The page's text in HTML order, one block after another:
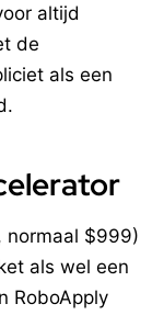
altijd
de
als een
normaal $999)
als wel een
RoboApply